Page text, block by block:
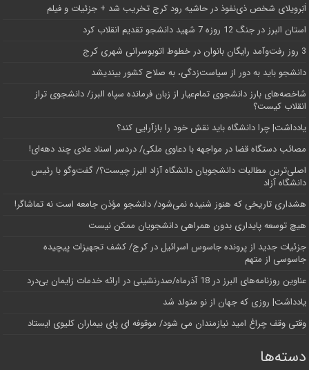
اَبَر‌ویلای شخص ذی‌نفوذ در حاشیه‌ رود کرج تخریب شد + جزئیات و فیلم
استان البرز در جنگ 12 روزه 7 شهید دانشجو تقدیم انقلاب کرد
3 روز رفت‌وآمد رایگان بانوان در خطوط اتوبوسرانی شهری کرج
دانشجو باید به دور از سیاست‌زدگی، به صلاح کشور بیندیشد
شاخصه‌های بارز دانشجوی تمام‌عیار از زبان فرمانده سپاه البرز/ دانشجوی تراز
انقلاب کیست؟
یادداشت| چرا دانشگاه باید نقش خود را بازآرایی کند؟
مصائب دستگاه قضا در مواجهه با دعاوی ملکی/ دردسر اسناد عادی چند‌ دهه‌ای!
اصلی‌ترین مطالبات دانشجویان دانشگاه آزاد البرز چیست؟/ گفت‌وگو با رئیس
دانشگاه آز‌اد
هشداری تاریخی که هنوز شنیده نمی‌شود/ دانشجو مؤذن جامعه است نه تماشاگر!
هیچ توسعه پایداری بدون همراهی دانشجویان ممکن نیست
جزئیات جدید از پرونده جاسوس اسرائیل در کرج/‌ کشف تجهیزات پیچیده
جاسوسی از متهم
عناوین روزنامه‌های البرز در ‌18 آذرماه/صدرنشینی در ارائه خدمات زایمان بی‌درد
یادداشت| روزی که جهان از نو متولد شد
وقتی وقف چراغ امید نیازمندان می شود/ موقوفه ای پای بیماران کلیوی ایستاد
دسته‌ها